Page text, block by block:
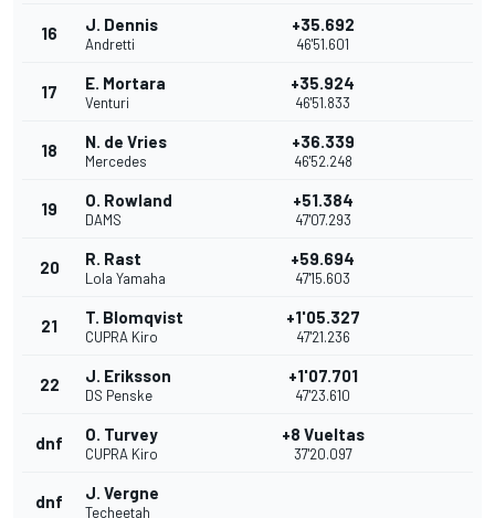
16 J. Dennis
Andretti
+35.692
46'51.601
17 E. Mortara
Venturi
+35.924
46'51.833
18 N. de Vries
Mercedes
+36.339
46'52.248
19 O. Rowland
DAMS
+51.384
47'07.293
20 R. Rast
Lola Yamaha
+59.694
47'15.603
21 T. Blomqvist
CUPRA Kiro
+1'05.327
47'21.236
22 J. Eriksson
DS Penske
+1'07.701
47'23.610
dnf O. Turvey
CUPRA Kiro
+8 Vueltas
37'20.097
dnf J. Vergne
Techeetah